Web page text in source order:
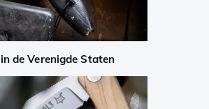
de Verenigde Staten